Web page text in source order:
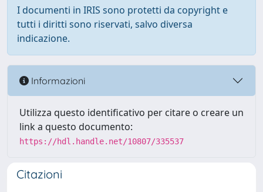
I documenti in IRIS sono protetti da copyright e
tutti i diritti sono riservati, salvo diversa
indicazione.
Informazioni
Utilizza questo identificativo per citare o creare un
link a questo documento:
https://hdl.handle.net/10807/335537
Citazioni